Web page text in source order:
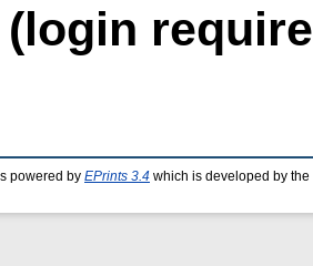
powered by EPrints 3.4 which is developed by the